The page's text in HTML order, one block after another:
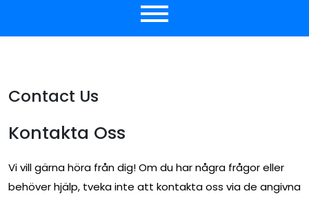
Contact Us
Kontakta Oss
Vi vill gärna höra från dig! Om du har några frågor eller
behöver hjälp, tveka inte att kontakta oss via de angivna